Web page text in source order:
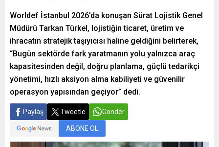
Worldef İstanbul 2026’da konuşan Sürat Lojistik Genel
Müdürü Tarkan Türkel, lojistiğin ticaret, üretim ve
ihracatın stratejik taşıyıcısı haline geldiğini belirterek,
“Bugün sektörde fark yaratmanın yolu yalnızca araç
kapasitesinden değil, doğru planlama, güçlü tedarikçi
yönetimi, hızlı aksiyon alma kabiliyeti ve güvenilir
operasyon yapısından geçiyor” dedi.
Paylaş Tweetle Gönder
ABONE OL